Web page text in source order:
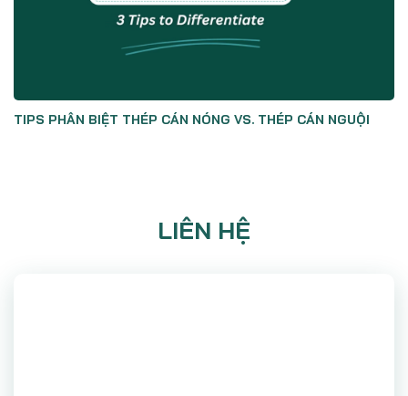
TIPS PHÂN BIỆT THÉP CÁN NÓNG VS. THÉP CÁN NGUỘI
LIÊN HỆ